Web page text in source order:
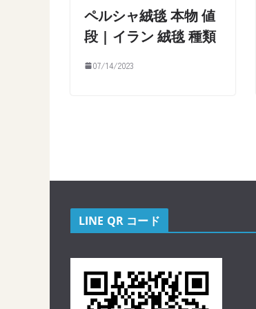
ペルシャ絨毯 本物 値
段 | イラン 絨毯 種類
07/14/2023
LINE QR コード